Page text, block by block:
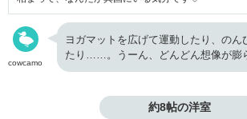
cowcamo
ヨガマットを広げて運動したり、のん
たり……。うーん、どんどん想像が膨
約8帖の洋室